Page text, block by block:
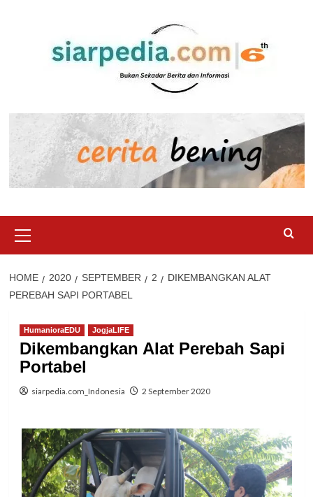
Menu
HOME 2020 SEPTEMBER 2
DIKEMBANGKAN ALAT
PEREBAH SAPI PORTABEL
HumanioraEDU JogjaLIFE
Dikembangkan Alat Perebah Sapi
Portabel
siarpedia.com_Indonesia 2 September 2020